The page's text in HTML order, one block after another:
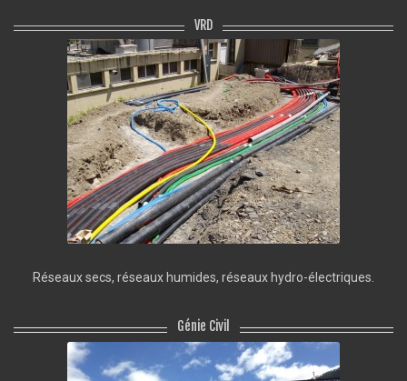
VRD
Réseaux secs, réseaux humides, réseaux hydro-électriques.
Génie Civil